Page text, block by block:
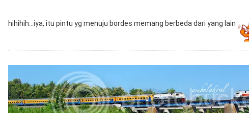
hihihih...iya, itu pintu yg menuju bordes memang berbeda dari yang lain